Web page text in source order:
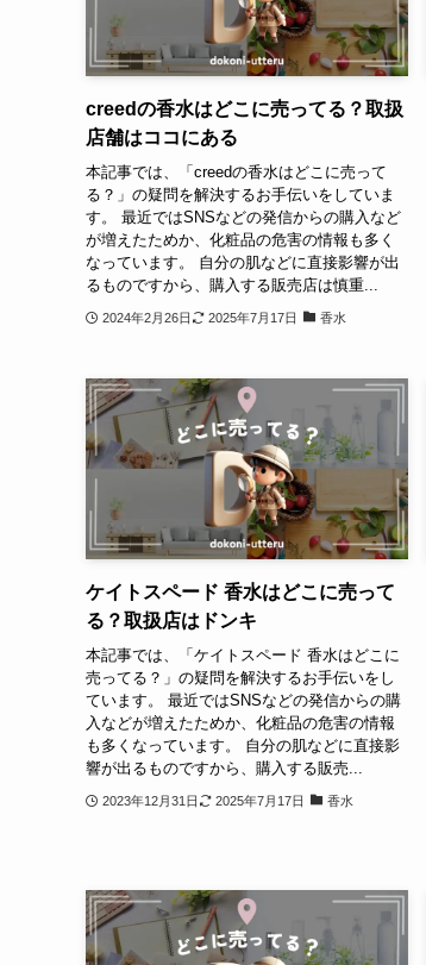
creedの香水はどこに売ってる？取扱
店舗はココにある
本記事では、「creedの香水はどこに売って
る？」の疑問を解決するお手伝いをしていま
す。 最近ではSNSなどの発信からの購入など
が増えたためか、化粧品の危害の情報も多く
なっています。 自分の肌などに直接影響が出
るものですから、購入する販売店は慎重...
2024年2月26日 2025年7月17日 香水
ケイトスペード 香水はどこに売って
る？取扱店はドンキ
本記事では、「ケイトスペード 香水はどこに
売ってる？」の疑問を解決するお手伝いをし
ています。 最近ではSNSなどの発信からの購
入などが増えたためか、化粧品の危害の情報
も多くなっています。 自分の肌などに直接影
響が出るものですから、購入する販売...
2023年12月31日 2025年7月17日 香水